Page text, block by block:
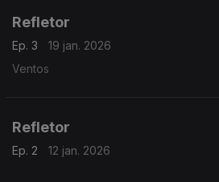
Refletor
Ep. 3
19 jan. 2026
Ventos
Refletor
Ep. 2 12 jan. 2026